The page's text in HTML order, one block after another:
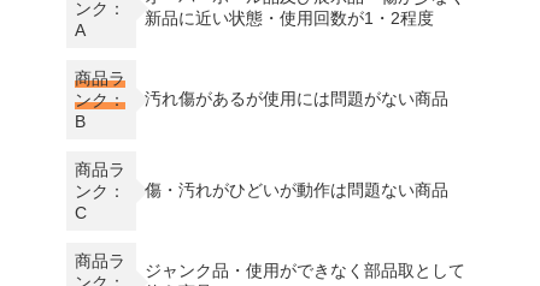
ンク：
A
新品に近い状態・使用回数が1・2程度
商品ラ
ンク：
B
汚れ傷があるが使用には問題がない商品
商品ラ
ンク：
C
傷・汚れがひどいが動作は問題ない商品
商品ラ
ジャンク品・使用ができなく部品取として